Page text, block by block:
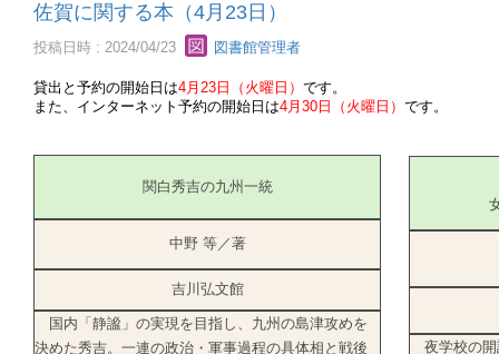
佐賀に関する本（4月23日）
投稿日時 : 2024/04/23 図書館管理者
貸出と予約の開始日は4月23日（火曜日） です。
また、インターネット予約の開始日は4月30日（火曜日） です。
関白秀吉の九州一統
中野 等／著
吉川弘文館
国内「静謐」の実現を目指し、九州の島津攻めを
決めた秀吉。一連の政治・軍事過程の具体相と戦後
夜学校の開